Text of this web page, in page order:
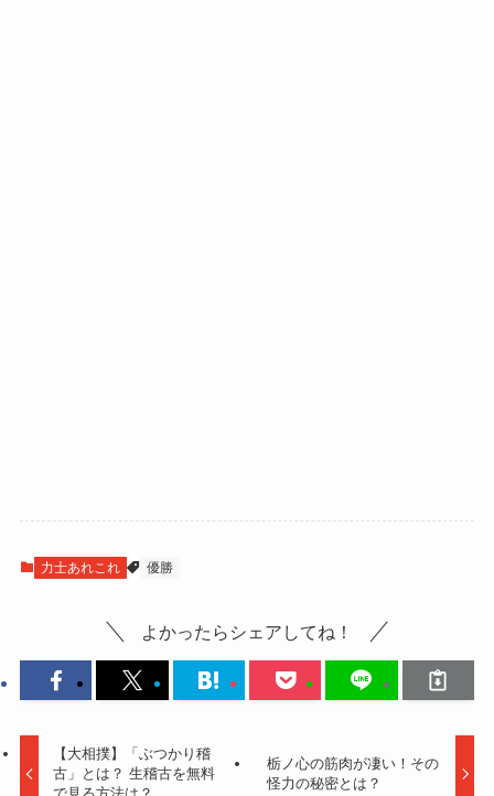
力士あれこれ 優勝
よかったらシェアしてね！
【大相撲】「ぶつかり稽
古」とは？ 生稽古を無料
栃ノ心の筋肉が凄い！その
怪力の秘密とは？